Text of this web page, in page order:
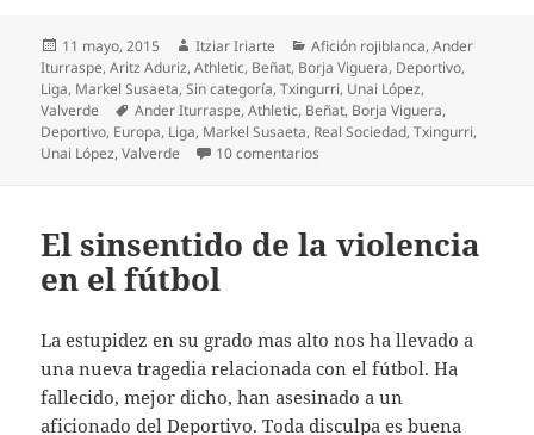
Publicado
el
11 mayo, 2015 Autor
Itziar Iriarte Categorías
Afición rojiblanca,Ander
Iturraspe,Aritz Aduriz,Athletic, Beñat, Borja Viguera, Deportivo,
Liga, Markel Susaeta,Sin categoría,Txingurri, Unai López,
Valverde
Etiquetas
Ander Iturraspe,Athletic, Beñat, Borja Viguera,
Deportivo, Europa, Liga, Markel Susaeta, Real Sociedad,Txingurri,
Unai López,Valverde 10 comentarios
El sinsentido de la violencia
en el fútbol
La estupidez en su grado mas alto nos ha llevado a
una nueva tragedia relacionada con el fútbol. Ha
fallecido, mejor dicho, han asesinado a un
aficionado del Deportivo. Toda disculpa es buena